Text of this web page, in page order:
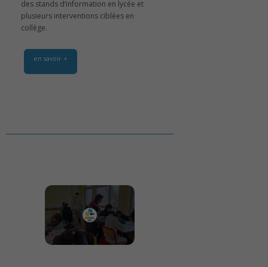
des stands d’information en lycée et
plusieurs interventions ciblées en
collège.
en savoir +